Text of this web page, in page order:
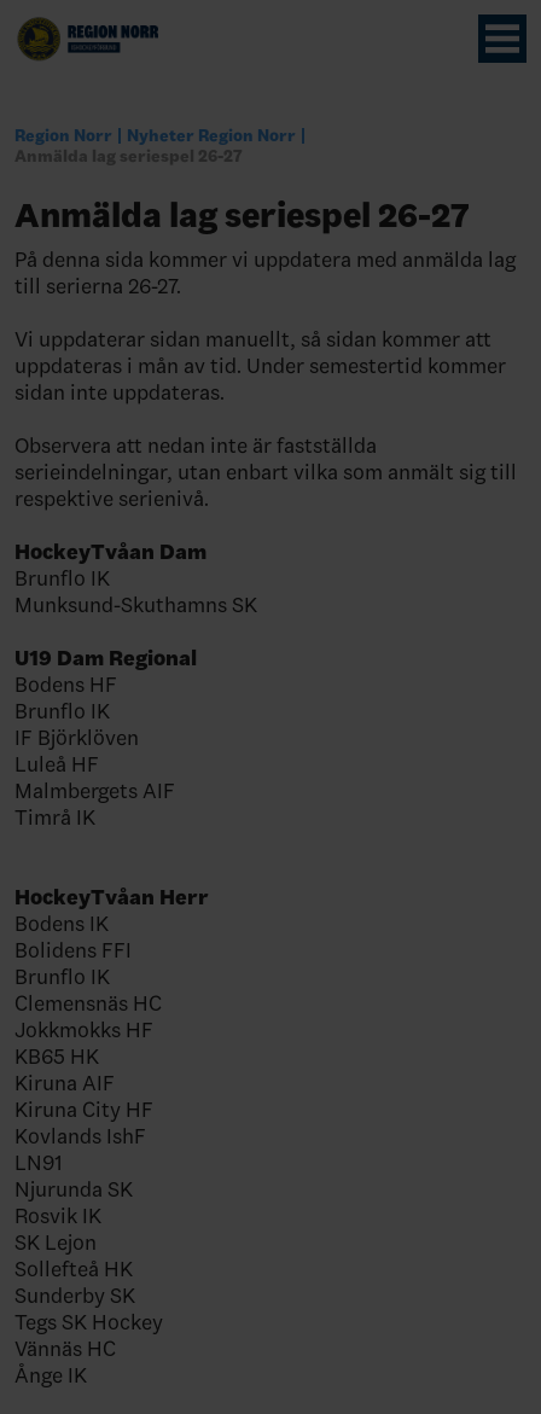
Region Norr
Nyheter Region Norr
Anmälda lag seriespel 26-27
Anmälda lag seriespel 26-27
På denna sida kommer vi uppdatera med anmälda lag
till serierna 26-27.
Vi uppdaterar sidan manuellt, så sidan kommer att
uppdateras i mån av tid. Under semestertid kommer
sidan inte uppdateras.
Observera att nedan inte är fastställda
serieindelningar, utan enbart vilka som anmält sig till
respektive serienivå.
HockeyTvåan Dam
Brunflo IK
Munksund-Skuthamns SK
U19 Dam Regional
Bodens HF
Brunflo IK
IF Björklöven
Luleå HF
Malmbergets AIF
Timrå IK
HockeyTvåan Herr
Bodens IK
Bolidens FFI
Brunflo IK
Clemensnäs HC
Jokkmokks HF
KB65 HK
Kiruna AIF
Kiruna City HF
Kovlands IshF
LN91
Njurunda SK
Rosvik IK
SK Lejon
Sollefteå HK
Sunderby SK
Tegs SK Hockey
Vännäs HC
Ånge IK